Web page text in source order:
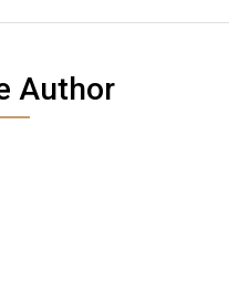
Author